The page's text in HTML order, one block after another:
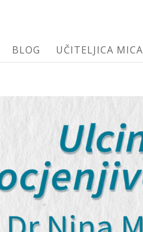
BLOG UČITELJICA MICA